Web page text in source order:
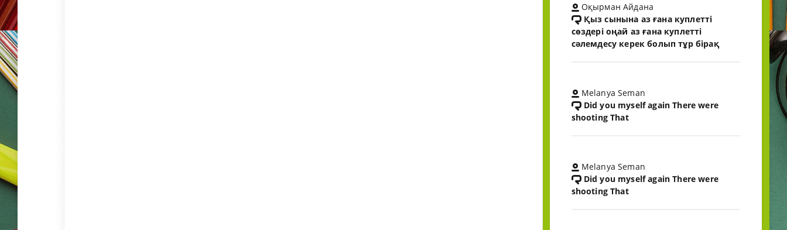
Оқырман Айдана
Қыз сынына аз ғана куплетті
сөздері оңай аз ғана куплетті
сәлемдесу керек болып тұр бірақ
Melanya Seman
Did you myself again There were
shooting That
Melanya Seman
Did you myself again There were
shooting That